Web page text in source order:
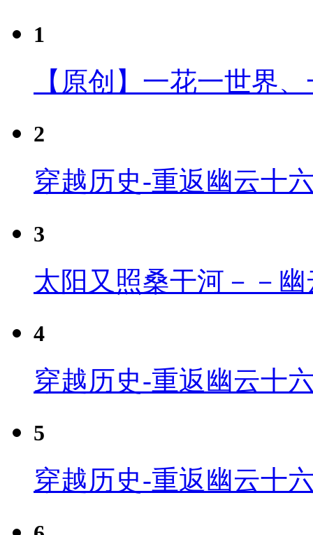
1
【原创】一花一世界
2
穿越历史-重返幽云十
3
太阳又照桑干河－－
4
穿越历史-重返幽云十
5
穿越历史-重返幽云十